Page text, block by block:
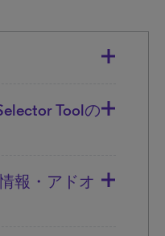
Toolの
報・アドオ